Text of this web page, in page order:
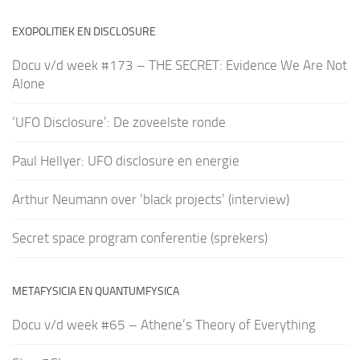
EXOPOLITIEK EN DISCLOSURE
Docu v/d week #173 – THE SECRET: Evidence We Are Not
Alone
‘UFO Disclosure’: De zoveelste ronde
Paul Hellyer: UFO disclosure en energie
Arthur Neumann over ‘black projects’ (interview)
Secret space program conferentie (sprekers)
METAFYSICIA EN QUANTUMFYSICA
Docu v/d week #65 – Athene’s Theory of Everything